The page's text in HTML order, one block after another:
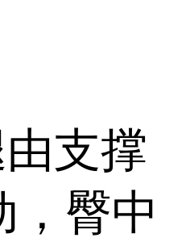
支撑
，臀中